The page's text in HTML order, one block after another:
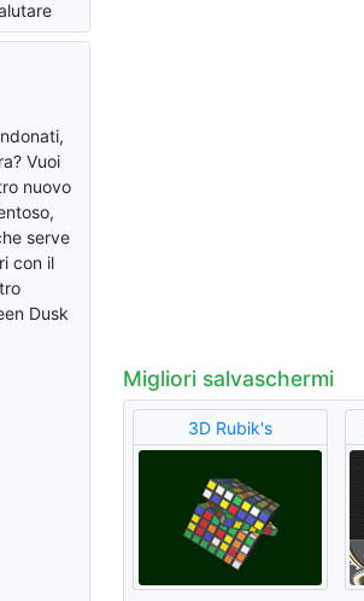
Vuoi
nuovo
serve
con il
Dusk
Migliori salvaschermi
3D Rubik's